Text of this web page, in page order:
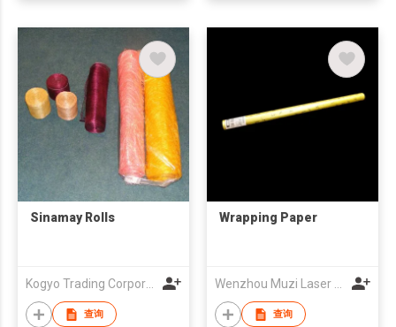
Sinamay Rolls
Kogyo Trading Corporation
查询
Wrapping Paper
Wenzhou Muzi Laser Packing Material Co., Ltd.
查询